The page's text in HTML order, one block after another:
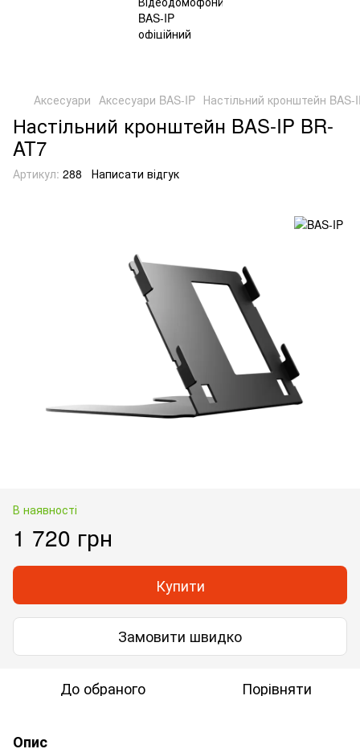
Аксесуари Аксесуари BAS-IP Настільний кронштейн BAS-
Настільний кронштейн BAS-IP BR-
AT7
Артикул: 288 Написати відгук
В наявності
1 720 грн
Купити
Замовити швидко
До обраного Порівняти
Опис